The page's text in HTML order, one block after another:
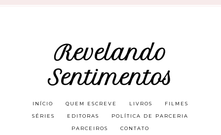
Revelando
Sentimentos
INÍCIO QUEM ESCREVE LIVROS FILMES
SÉRIES EDITORAS POLÍTICA DE PARCERIA
PARCEIROS CONTATO